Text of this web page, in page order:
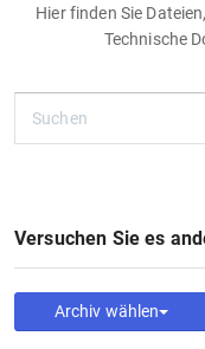
Hier finden Sie
Technische
Versuchen Sie es
Archiv wählen